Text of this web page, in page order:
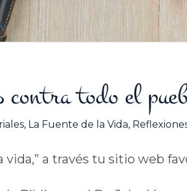
contra todo el
, La Fuente de la Vida,
vida,” a través tu sitio web